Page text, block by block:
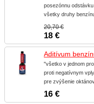
posezónnu
všetky druhy
20,70 €
18 €
Aditívum
"všetko v jednom
proti negatívnym
pre zvýšenie
16 €